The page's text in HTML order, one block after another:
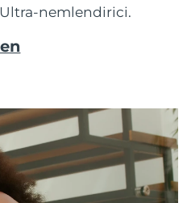
nemlendirici.